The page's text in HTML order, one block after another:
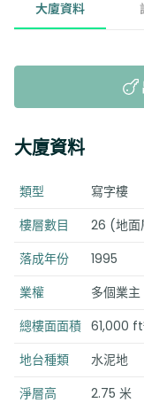
大廈資料
大廈資料
類型
寫字樓
樓層數目
26 (地面
落成年份
1995
業權
多個業主
總樓面面積 61,000
地台種類
水泥地
淨層高
2.75 米